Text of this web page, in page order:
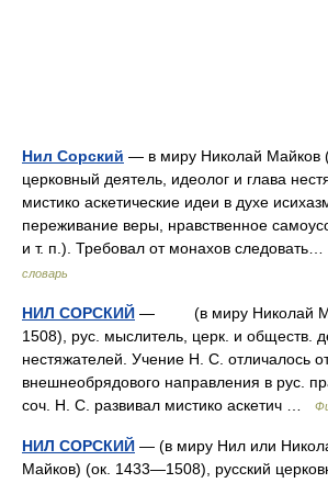
Нил Сорский — в миру Николай Майков
церковный деятель, идеолог и глава
мистико аскетические идеи в духе
переживание веры, нравственное
и т. п.). Требовал от монахов
словарь
НИЛ СОРСКИЙ — (в миру Николай
1508), рус. мыслитель, церк. и обществ.
нестяжателей. Учение Н. С. отличалось
внешнеобрядового направления в рус.
соч. Н. С. развивал мистико аскетич …
НИЛ СОРСКИЙ — (в миру Нил или
Майков) (ок. 1433—1508), русский